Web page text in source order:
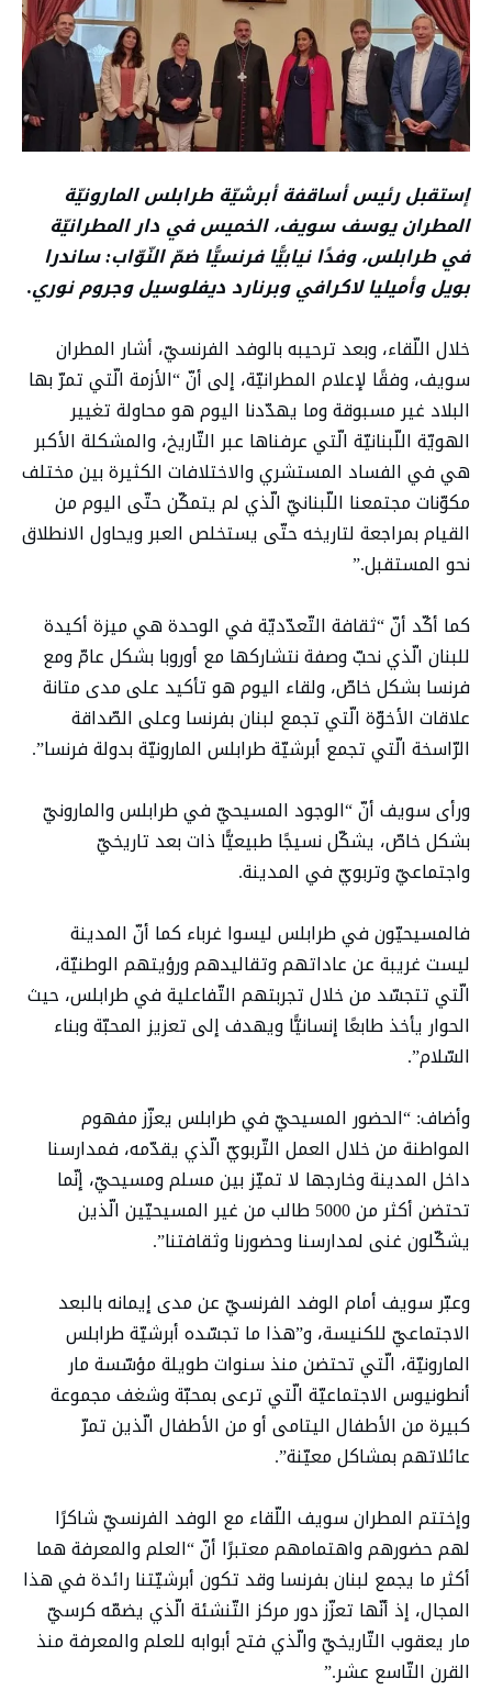
إستقبل رئيس أساقفة أبرشيّة طرابلس المارونيّة
المطران يوسف سويف، الخميس في دار المطرانيّة
في طرابلس، وفدًا نيابيًّا فرنسيًّا ضمّ النّوّاب: ساندرا
بويل وأميليا لاكرافي وبرنارد ديفلوسيل وجروم نوري.
خلال اللّقاء، وبعد ترحيبه بالوفد الفرنسيّ، أشار المطران
سويف، وفقًا لإعلام المطرانيّة، إلى أنّ “الأزمة الّتي تمرّ بها
البلاد غير مسبوقة وما يهدّدنا اليوم هو محاولة تغيير
الهويّة اللّبنانيّة الّتي عرفناها عبر التّاريخ، والمشكلة الأكبر
هي في الفساد المستشري والاختلافات الكثيرة بين مختلف
مكوّنات مجتمعنا اللّبنانيّ الّذي لم يتمكّن حتّى اليوم من
القيام بمراجعة لتاريخه حتّى يستخلص العبر ويحاول الانطلاق
نحو المستقبل.”
كما أكّد أنّ “ثقافة التّعدّديّة في الوحدة هي ميزة أكيدة
للبنان الّذي نحبّ وصفة نتشاركها مع أوروبا بشكل عامّ ومع
فرنسا بشكل خاصّ، ولقاء اليوم هو تأكيد على مدى متانة
علاقات الأخوّة الّتي تجمع لبنان بفرنسا وعلى الصّداقة
الرّاسخة الّتي تجمع أبرشيّة طرابلس المارونيّة بدولة فرنسا”.
ورأى سويف أنّ “الوجود المسيحيّ في طرابلس والمارونيّ
بشكل خاصّ، يشكّل نسيجًا طبيعيًّا ذات بعد تاريخيّ
واجتماعيّ وتربويّ في المدينة.
فالمسيحيّون في طرابلس ليسوا غرباء كما أنّ المدينة
ليست غريبة عن عاداتهم وتقاليدهم ورؤيتهم الوطنيّة،
الّتي تتجسّد من خلال تجربتهم التّفاعلية في طرابلس، حيث
الحوار يأخذ طابعًا إنسانيًّا ويهدف إلى تعزيز المحبّة وبناء
السّلام”.
وأضاف: “الحضور المسيحيّ في طرابلس يعزّز مفهوم
المواطنة من خلال العمل التّربويّ الّذي يقدّمه، فمدارسنا
داخل المدينة وخارجها لا تميّز بين مسلم ومسيحيّ، إنّما
تحتضن أكثر من 5000 طالب من غير المسيحيّين الّذين
يشكّلون غنى لمدارسنا وحضورنا وثقافتنا”.
وعبّر سويف أمام الوفد الفرنسيّ عن مدى إيمانه بالبعد
الاجتماعيّ للكنيسة، و”هذا ما تجسّده أبرشيّة طرابلس
المارونيّة، الّتي تحتضن منذ سنوات طويلة مؤسّسة مار
أنطونيوس الاجتماعيّة الّتي ترعى بمحبّة وشغف مجموعة
كبيرة من الأطفال اليتامى أو من الأطفال الّذين تمرّ
عائلاتهم بمشاكل معيّنة”.
وإختتم المطران سويف اللّقاء مع الوفد الفرنسيّ شاكرًا
لهم حضورهم واهتمامهم معتبرًا أنّ “العلم والمعرفة هما
أكثر ما يجمع لبنان بفرنسا وقد تكون أبرشيّتنا رائدة في هذا
المجال، إذ أنّها تعزّز دور مركز التّنشئة الّذي يضمّه كرسيّ
مار يعقوب التّاريخيّ والّذي فتح أبوابه للعلم والمعرفة منذ
القرن التّاسع عشر.”